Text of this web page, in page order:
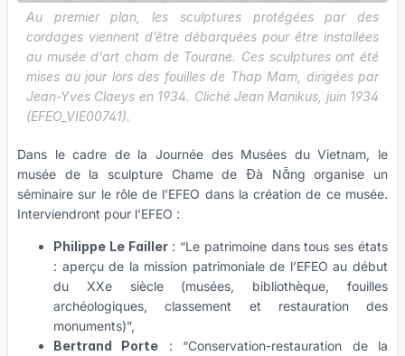
Au premier plan, les sculptures protégées par des
cordages viennent d’être débarquées pour être installées
au musée d'art cham de Tourane. Ces sculptures ont été
mises au jour lors des fouilles de Thap Mam, dirigées par
Jean-Yves Claeys en 1934. Cliché Jean Manikus, juin 1934
(EFEO_VIE00741).
Dans le cadre de la Journée des Musées du Vietnam, le
musée de la sculpture Chame de Đà Nẵng organise un
séminaire sur le rôle de l’EFEO dans la création de ce musée.
Interviendront pour l’EFEO :
Philippe Le Failler: “Le patrimoine dans tous ses états
: aperçu de la mission patrimoniale de l’EFEO au début
du XXe siècle (musées, bibliothèque, fouilles
archéologiques, classement et restauration des
monuments)”,
Bertrand Porte : “Conservation-restauration de la